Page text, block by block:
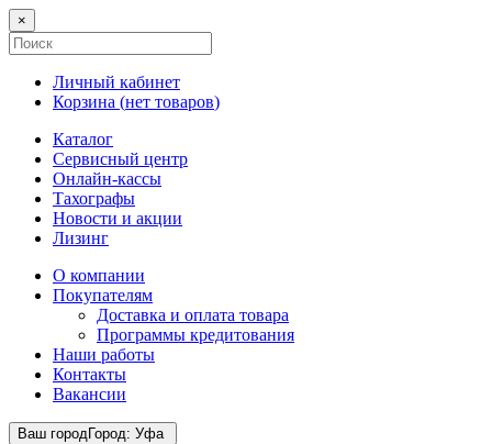
×
Личный кабинет
Корзина (нет товаров)
Каталог
Сервисный центр
Онлайн-кассы
Тахографы
Новости и акции
Лизинг
О компании
Покупателям
Доставка и оплата товара
Программы кредитования
Наши работы
Контакты
Вакансии
Ваш городГород: Уфа